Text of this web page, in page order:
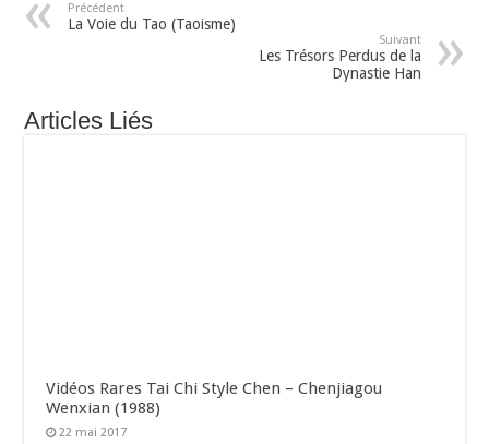
Précédent
La Voie du Tao (Taoisme)
Suivant
Les Trésors Perdus de la
Dynastie Han
Articles Liés
Vidéos Rares Tai Chi Style Chen – Chenjiagou
Wenxian (1988)
22 mai 2017